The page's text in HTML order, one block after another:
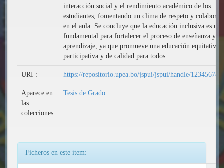
interacción social y el rendimiento académico de los
estudiantes, fomentando un clima de respeto y
en el aula. Se concluye que la educación inclusiva es un
fundamental para fortalecer el proceso de enseñanza y
aprendizaje, ya que promueve una educación equitativa,
participativa y de calidad para todos.
URI : https://repositorio.upea.bo/jspui/jspui/handle/
Aparece en
las
colecciones:
Tesis de Grado
Ficheros en este ítem: